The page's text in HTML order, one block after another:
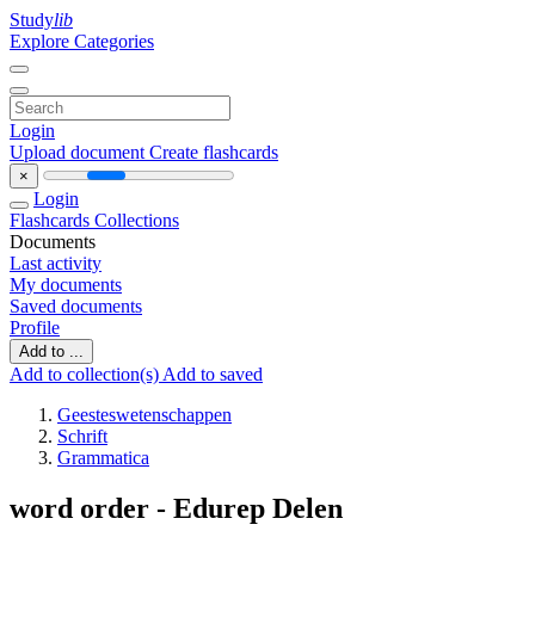
Studylib
Explore Categories
Login
Upload document Create flashcards
×
Login
Flashcards Collections
Documents
Last activity
My documents
Saved documents
Profile
Add to ...
Add to collection(s) Add to saved
Geesteswetenschappen
Schrift
Grammatica
word order - Edurep Delen